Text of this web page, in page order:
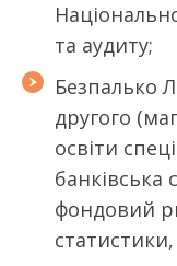
та аудиту;
Безпалько
другого
освіти
банківська
фондовий
статистики,